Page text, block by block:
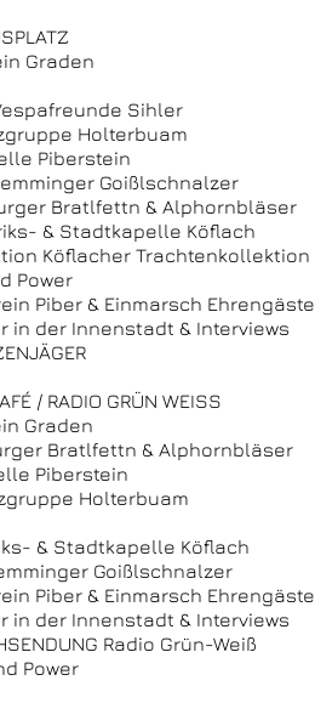
Graden
Sihler
Holterbuam
Piberstein
Goißlschnalzer
Bratlfettn & Alphornbläser
& Stadtkapelle Köflach
Köflacher Trachtenkollektion
Power
Piber & Einmarsch Ehrengäste
in der Innenstadt & Interviews
/ RADIO GRÜN WEISS
Graden
Bratlfettn & Alphornbläser
Piberstein
Holterbuam
& Stadtkapelle Köflach
Goißlschnalzer
Piber & Einmarsch Ehrengäste
in der Innenstadt & Interviews
Radio Grün-Weiß
Power